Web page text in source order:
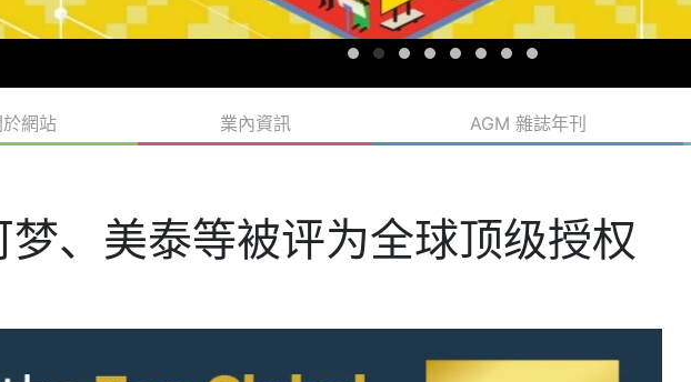
於網站 業內資訊 AGM 雜誌年刊
、美泰等被评为全球顶级授权